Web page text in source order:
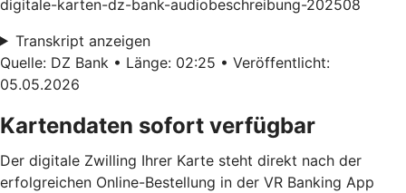
digitale-karten-dz-bank-audiobeschreibung-202508
Transkript anzeigen
Quelle: DZ Bank • Länge: 02:25 • Veröffentlicht:
05.05.2026
Kartendaten sofort verfügbar
Der digitale Zwilling Ihrer Karte steht direkt nach der
erfolgreichen Online-Bestellung in der VR Banking App